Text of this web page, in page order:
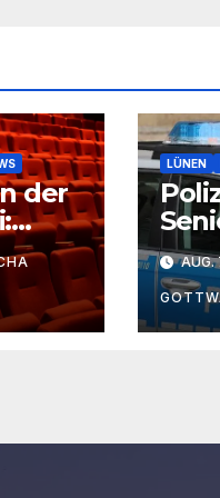
der
bei
LÜNEN
AUG.